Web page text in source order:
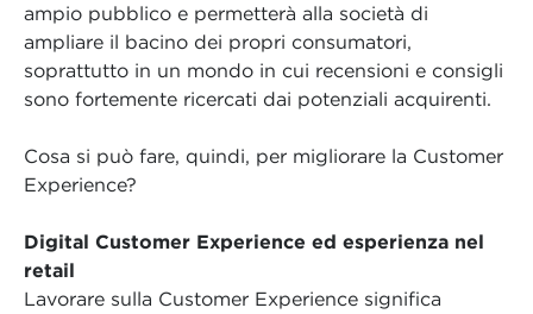
ampio pubblico e permetterà alla società di
ampliare il bacino dei propri consumatori,
soprattutto in un mondo in cui recensioni e consigli
sono fortemente ricercati dai potenziali acquirenti.
Cosa si può fare, quindi, per migliorare la Customer
Experience?
Digital Customer Experience ed esperienza nel
retail
Lavorare sulla Customer Experience significa